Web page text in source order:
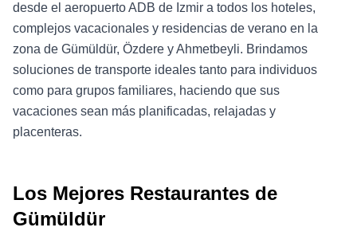
desde el aeropuerto ADB de Izmir a todos los hoteles,
complejos vacacionales y residencias de verano en la
zona de Gümüldür, Özdere y Ahmetbeyli. Brindamos
soluciones de transporte ideales tanto para individuos
como para grupos familiares, haciendo que sus
vacaciones sean más planificadas, relajadas y
placenteras.
Los Mejores Restaurantes de
Gümüldür